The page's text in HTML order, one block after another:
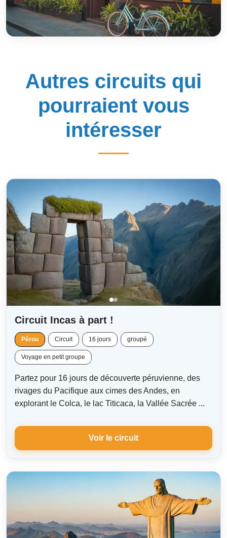
Autres circuits qui
pourraient vous
intéresser
Circuit Incas à part !
Pérou Circuit 16 jours groupé
Voyage en petit groupe
Partez pour 16 jours de découverte péruvienne, des
rivages du Pacifique aux cimes des Andes, en
explorant le Colca, le lac Titicaca, la Vallée Sacrée ...
Voir le circuit